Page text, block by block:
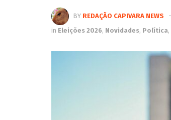
BY REDAÇÃO CAPIVARA NEWS
in Eleições 2026, Novidades, Política,